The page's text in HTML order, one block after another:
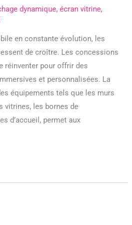
dynamique,écran vitrine,
en constante évolution, les
de croître. Les concessions
réinventer pour offrir des
et personnalisées. La
équipements tels que les murs
vitrines, les bornes de
d’accueil, permet aux